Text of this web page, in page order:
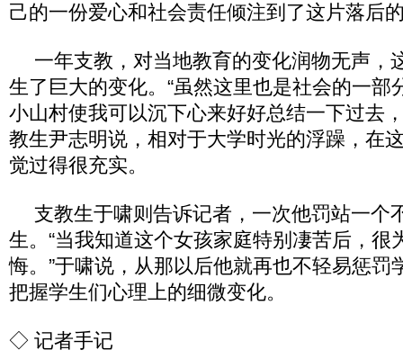
己的一份爱心和社会责任倾注到了这片落后
一年支教，对当地教育的变化润物无声，
生了巨大的变化。“虽然这里也是社会的一部
小山村使我可以沉下心来好好总结一下过去
教生尹志明说，相对于大学时光的浮躁，在
觉过得很充实。
支教生于啸则告诉记者，一次他罚站一个
生。“当我知道这个女孩家庭特别凄苦后，很
悔。”于啸说，从那以后他就再也不轻易惩罚
把握学生们心理上的细微变化。
◇ 记者手记